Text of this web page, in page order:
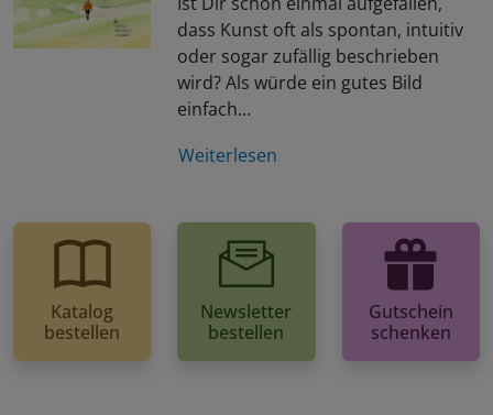
dass Kunst oft als spontan, intuitiv
oder sogar zufällig beschrieben
wird? Als würde ein gutes Bild
einfach…
Weiterlesen
Katalog
bestellen
Newsletter
bestellen
Gutschein
schenken